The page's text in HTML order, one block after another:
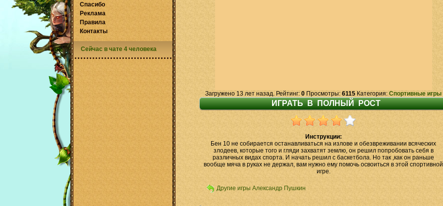
Загружено 13 лет назад. Рейтинг: 0 Просмотры: 6115 Категория: Спортивные игры
Инструкции:
Бен 10 не собирается останавливаться на излове и обезвреживании всяческих
злодеев, которые того и гляди захватят землю, он решил попробовать себя в
различных видах спорта. И начать решил с баскетбола. Но так ,как он раньше
вообще мяча в руках не держал, вам нужно ему помочь освоиться в этой спортивной
игре.
Другие игры Александр Пушкин
Спасибо
Реклама
Правила
Контакты
Сейчас в чате 4 человека